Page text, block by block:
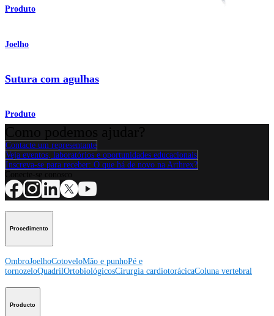
Produto
Joelho
Sutura com agulhas
Produto
Contacte um representante
Veja eventos, laboratórios e oportunidades educacionais
Inscreva-se para receber: O que há de novo na Arthrex?
Procedimento
OmbroJoelhoCotoveloMão e punhoPé e
tornozeloQuadrilOrtobiológicosCirurgia cardiotorácicaColuna vertebral
Producto